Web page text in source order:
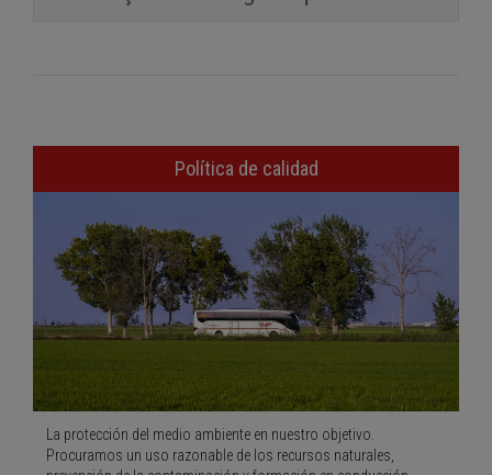
Política de calidad
La protección del medio ambiente en nuestro objetivo.
Procuramos un uso razonable de los recursos naturales,